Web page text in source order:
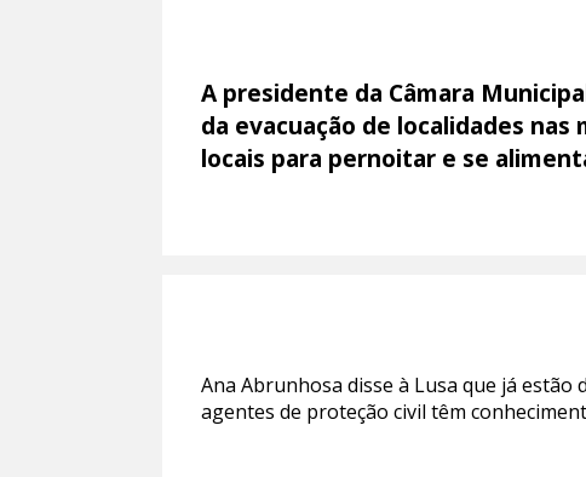
A presidente da Câmara
da evacuação de localidades
locais para pernoitar e se
Ana Abrunhosa disse à Lusa que já
agentes de proteção civil têm